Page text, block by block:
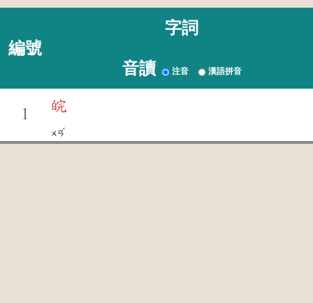
編號
字詞
音讀 注音 漢語拼音
1
皖
ㄨㄢ
ˇ